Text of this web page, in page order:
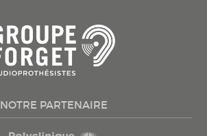
NOTRE PARTENAIRE